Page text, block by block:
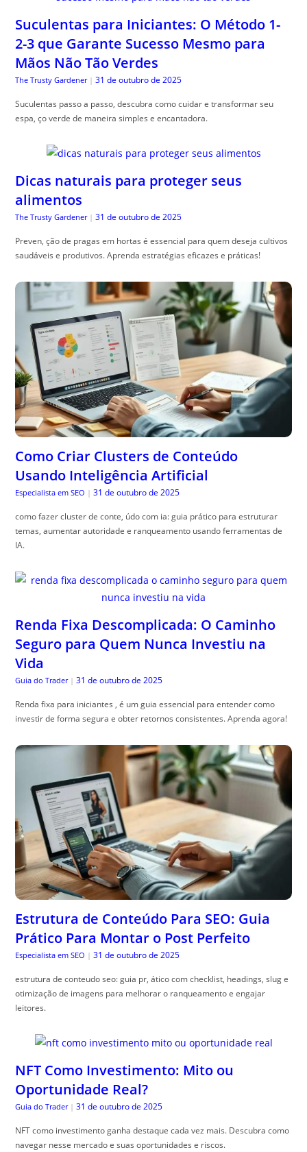
Suculentas para Iniciantes: O Método 1-
2-3 que Garante Sucesso Mesmo para
Mãos Não Tão Verdes
The Trusty Gardener | 31 de outubro de 2025
Suculentas passo a passo, descubra como cuidar e transformar seu
espa, ço verde de maneira simples e encantadora.
Dicas naturais para proteger seus
alimentos
The Trusty Gardener | 31 de outubro de 2025
Preven, ção de pragas em hortas é essencial para quem deseja cultivos
saudáveis e produtivos. Aprenda estratégias eficazes e práticas!
Como Criar Clusters de Conteúdo
Usando Inteligência Artificial
Especialista em SEO | 31 de outubro de 2025
como fazer cluster de conte, údo com ia: guia prático para estruturar
temas, aumentar autoridade e ranqueamento usando ferramentas de
IA.
Renda Fixa Descomplicada: O Caminho
Seguro para Quem Nunca Investiu na
Vida
Guia do Trader | 31 de outubro de 2025
Renda fixa para iniciantes , é um guia essencial para entender como
investir de forma segura e obter retornos consistentes. Aprenda agora!
Estrutura de Conteúdo Para SEO: Guia
Prático Para Montar o Post Perfeito
Especialista em SEO | 31 de outubro de 2025
estrutura de conteudo seo: guia pr, ático com checklist, headings, slug e
otimização de imagens para melhorar o ranqueamento e engajar
leitores.
NFT Como Investimento: Mito ou
Oportunidade Real?
Guia do Trader | 31 de outubro de 2025
NFT como investimento ganha destaque cada vez mais. Descubra como
navegar nesse mercado e suas oportunidades e riscos.